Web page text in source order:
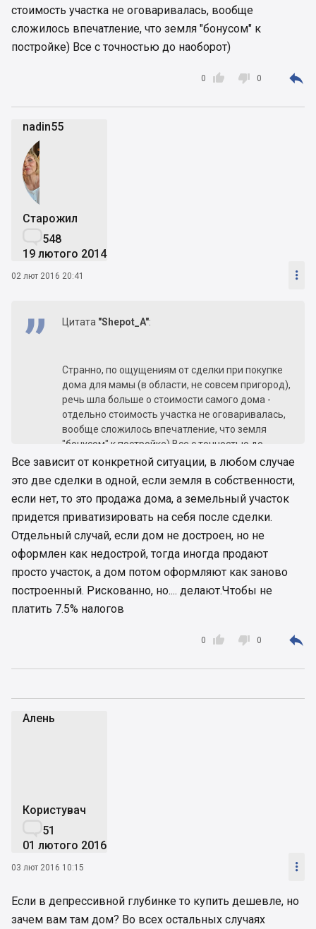
стоимость участка не оговаривалась, вообще
сложилось впечатление, что земля "бонусом" к
постройке) Все с точностью до наоборот)

0  0 
nadin55
Старожил
548
19 лютого 2014
02 лют 2016 20:41 
Цитата "Shepot_A":
Странно, по ощущениям от сделки при покупке
дома для мамы (в области, не совсем пригород),
речь шла больше о стоимости самого дома -
отдельно стоимость участка не оговаривалась,
вообще сложилось впечатление, что земля
"бонусом" к постройке) Все с точностью до
наоборот)
Все зависит от конкретной ситуации, в любом случае
это две сделки в одной, если земля в собственности,
если нет, то это продажа дома, а земельный участок
придется приватизировать на себя после сделки.
Отдельный случай, если дом не достроен, но не
оформлен как недострой, тогда иногда продают
просто участок, а дом потом оформляют как заново
построенный. Рискованно, но.... делают.Чтобы не
платить 7.5% налогов

0  0 
Алень
Користувач
51
01 лютого 2016
03 лют 2016 10:15 
Если в депрессивной глубинке то купить дешевле, но
зачем вам там дом? Во всех остальных случаях